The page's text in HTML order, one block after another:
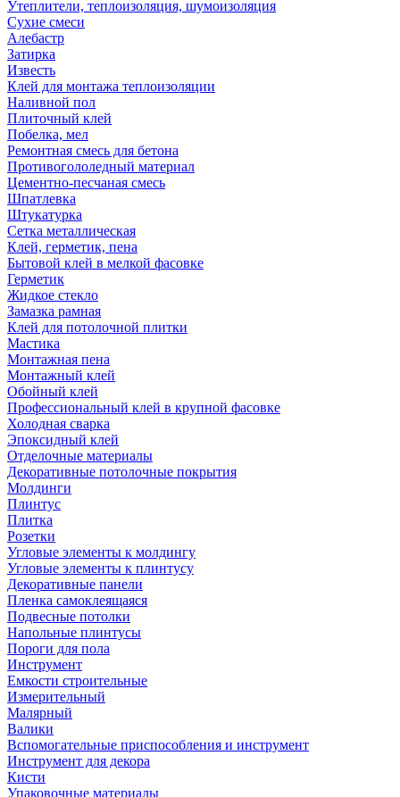
Утеплители, теплоизоляция, шумоизоляция
Сухие смеси
Алебастр
Затирка
Известь
Клей для монтажа теплоизоляции
Наливной пол
Плиточный клей
Побелка, мел
Ремонтная смесь для бетона
Противогололедный материал
Цементно-песчаная смесь
Шпатлевка
Штукатурка
Сетка металлическая
Клей, герметик, пена
Бытовой клей в мелкой фасовке
Герметик
Жидкое стекло
Замазка рамная
Клей для потолочной плитки
Мастика
Монтажная пена
Монтажный клей
Обойный клей
Профессиональный клей в крупной фасовке
Холодная сварка
Эпоксидный клей
Отделочные материалы
Декоративные потолочные покрытия
Молдинги
Плинтус
Плитка
Розетки
Угловые элементы к молдингу
Угловые элементы к плинтусу
Декоративные панели
Пленка самоклеящаяся
Подвесные потолки
Напольные плинтусы
Пороги для пола
Инструмент
Емкости строительные
Измерительный
Малярный
Валики
Вспомогательные приспособления и инструмент
Инструмент для декора
Кисти
Упаковочные материалы